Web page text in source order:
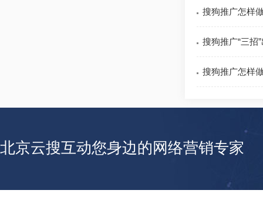
搜狗推广怎样
搜狗推广“三招
搜狗推广怎样
北京云搜互动您身边的网络营销专家